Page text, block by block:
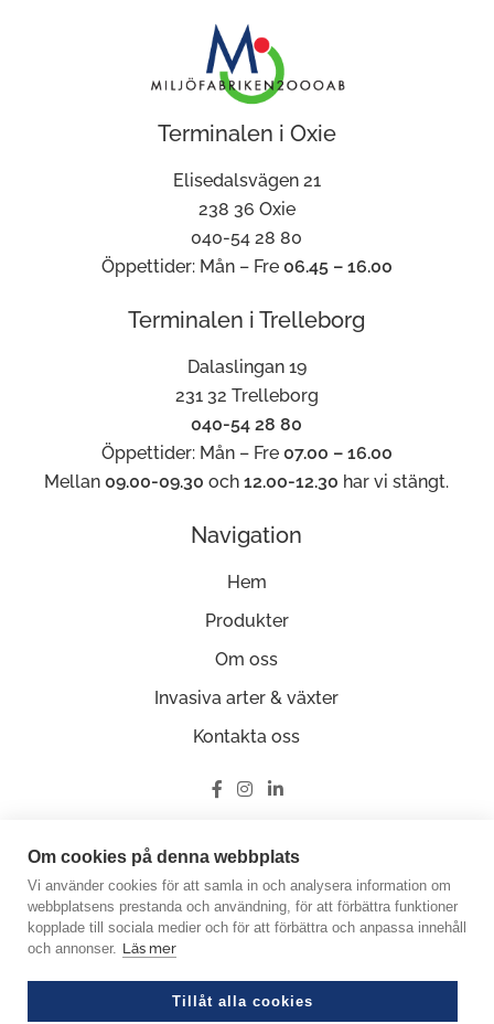
Terminalen i Oxie
Elisedalsvägen 21
238 36 Oxie
040-54 28 80
Öppettider: Mån – Fre 06.45 – 16.00
Terminalen i Trelleborg
Dalaslingan 19
231 32 Trelleborg
040-54 28 80
Öppettider: Mån – Fre 07.00 – 16.00
Mellan09.00-09.30 och12.00-12.30 har vi stängt.
Navigation
Hem
Produkter
Om oss
Invasiva arter & växter
Kontakta oss
Ge oss en recension på Google
© Copyright 2026 Miljöfabriken
Crafted by Good Guys Web Agency
Org.nummer: 556585-0848
Om cookies på denna webbplats
Vi använder cookies för att samla in och analysera information om
webbplatsens prestanda och användning, för att förbättra funktioner
kopplade till sociala medier och för att förbättra och anpassa innehåll
och annonser. Läs mer
Tillåt alla cookies